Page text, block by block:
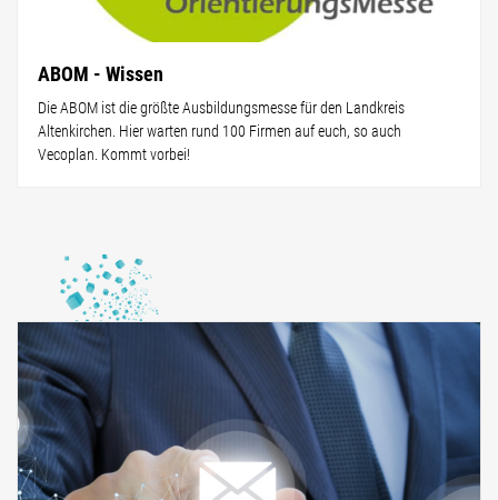
ABOM - Wissen
Die ABOM ist die größte Ausbildungsmesse für den Landkreis
Altenkirchen. Hier warten rund 100 Firmen auf euch, so auch
Vecoplan. Kommt vorbei!